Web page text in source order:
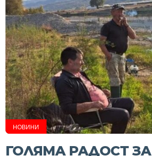
НОВИНИ
ГОЛЯМА РАДОСТ ЗА